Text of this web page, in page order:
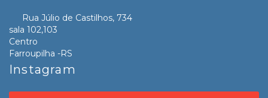
Rua Júlio de Castilhos, 734
sala 102,103
Centro
Farroupilha -RS
Instagram